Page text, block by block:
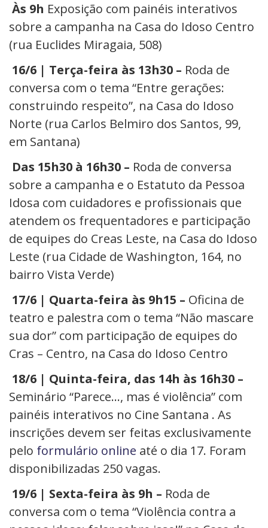
Às 9h Exposição com painéis interativos
sobre a campanha na Casa do Idoso Centro
(rua Euclides Miragaia, 508)
16/6 | Terça-feira às 13h30 – Roda de
conversa com o tema “Entre gerações:
construindo respeito”, na Casa do Idoso
Norte (rua Carlos Belmiro dos Santos, 99,
em Santana)
Das 15h30 à 16h30 – Roda de conversa
sobre a campanha e o Estatuto da Pessoa
Idosa com cuidadores e profissionais que
atendem os frequentadores e participação
de equipes do Creas Leste, na Casa do Idoso
Leste (rua Cidade de Washington, 164, no
bairro Vista Verde)
17/6 | Quarta-feira às 9h15 – Oficina de
teatro e palestra com o tema “Não mascare
sua dor” com participação de equipes do
Cras – Centro, na Casa do Idoso Centro
18/6 | Quinta-feira, das 14h às 16h30 –
Seminário “Parece…, mas é violência” com
painéis interativos no Cine Santana . As
inscrições devem ser feitas exclusivamente
pelo formulário online até o dia 17. Foram
disponibilizadas 250 vagas.
19/6 | Sexta-feira às 9h – Roda de
conversa com o tema “Violência contra a